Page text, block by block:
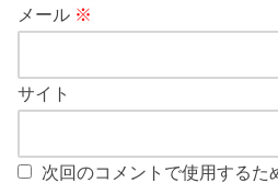
メール ※
サイト
次回のコメントで使用するた